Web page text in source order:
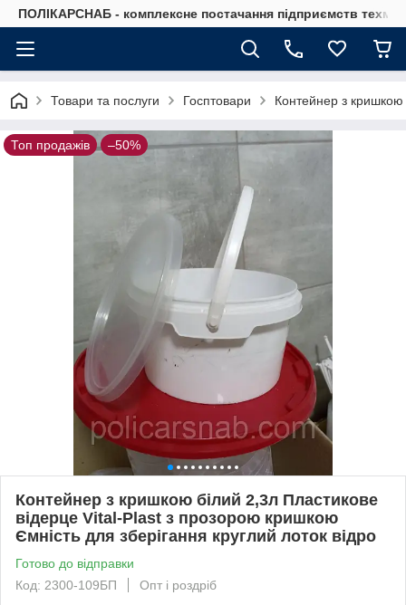
ПОЛІКАРСНАБ - комплексне постачання підприємств
Товари та послуги Госптовари Контейнер з кришкою
Топ продажів –50%
Контейнер з кришкою білий 2,3л Пластикове
відерце Vital-Plast з прозорою кришкою
Ємність для зберігання круглий лоток відро
Готово до відправки
Код: 2300-109БП
Опт і роздріб